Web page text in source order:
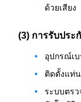
ด้วยเสียง
(3) การรับประ
อุปกรณ์เ
ติดตั้งแท่
ระบบตร